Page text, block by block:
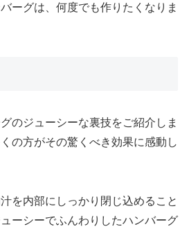
ーグは、何度でも作りたくなりま
のジューシーな裏技をご紹介しま
の方がその驚くべき効果に感動し
を内部にしっかり閉じ込めること
ーシーでふんわりしたハンバーグ